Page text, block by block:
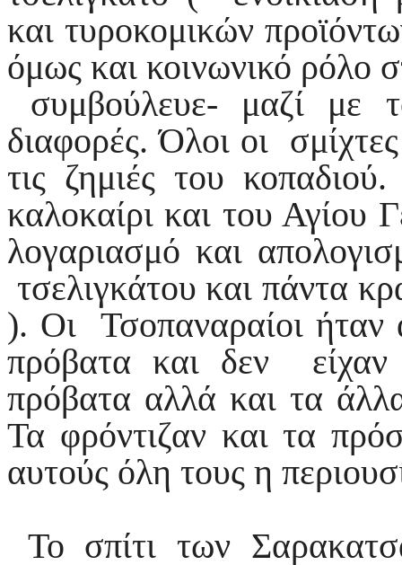
και τυροκομικών
όμως και κοινωνικό ρόλο
συμβούλευε- μαζί με
διαφορές. Όλοι οι
τις ζημιές του
καλοκαίρι και του Αγίου
λογαριασμό και
τσελιγκάτου και πάντα
). Οι Τσοπαναραίοι ήταν
πρόβατα και δεν
πρόβατα αλλά και τα
Τα φρόντιζαν και τα
αυτούς όλη τους η
Το σπίτι των